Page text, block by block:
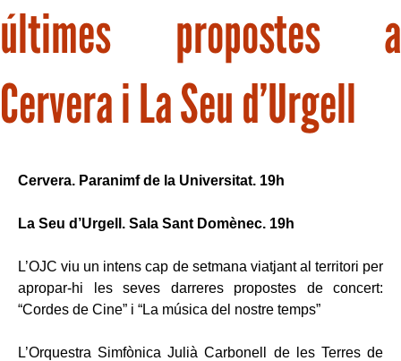
últimes propostes a
Cervera i La Seu d’Urgell
Cervera. Paranimf de la Universitat. 19h
La Seu d’Urgell. Sala Sant Domènec. 19h
L’OJC viu un intens cap de setmana viatjant al territori per
apropar-hi les seves darreres propostes de concert:
“Cordes de Cine” i “La música del nostre temps”
L’Orquestra Simfònica Julià Carbonell de les Terres de